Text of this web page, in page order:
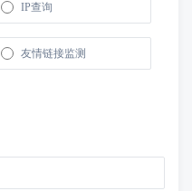
IP查询
友情链接监测